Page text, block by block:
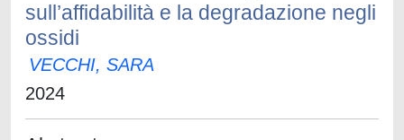
sull’affidabilità e la degradazione negli
ossidi
VECCHI, SARA
2024